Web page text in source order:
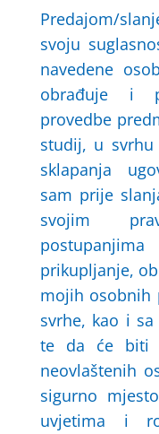
Predajom/
svoju
navedene
obrađuje i
provedbe
studij, u
sklapanja
sam prije
svojim
prikupljanje,
mojih osobnih
svrhe, kao i
te da će biti
neovlaštenih
sigurno
uvjetima i